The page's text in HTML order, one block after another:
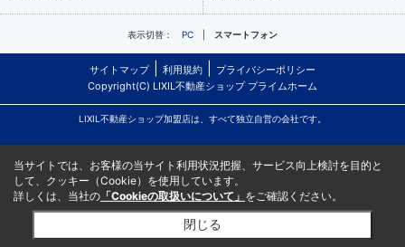
表示切替： PC スマートフォン
サイトマップ 利用規約
プライバシーポリシー
Copyright(C) LIXIL不動産ショップ プライムホーム
LIXIL不動産ショップ加盟店は、すべて独立自営の会社です。
当サイトでは、お客様の当サイト利用状況把握、サービス向上検討を目的と
して、クッキー（Cookie）を使用しています。
詳しくは、当社の 「Cookieの取扱いについて」 をご確認ください。
閉じる